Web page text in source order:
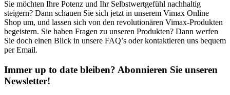
Sie möchten Ihre Potenz und Ihr Selbstwertgefühl nachhaltig
steigern? Dann schauen Sie sich jetzt in unserem Vimax Online
Shop um, und lassen sich von den revolutionären Vimax-Produkten
begeistern. Sie haben Fragen zu unseren Produkten? Dann werfen
Sie doch einen Blick in unsere FAQ’s oder kontaktieren uns bequem
per Email.
Immer up to date bleiben? Abonnieren Sie unseren
Newsletter!